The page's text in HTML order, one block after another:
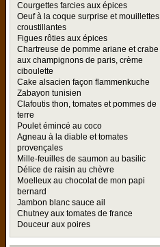
Courgettes farcies aux épices
Oeuf à la coque surprise et mouillettes
croustillantes
Figues rôties aux épices
Chartreuse de pomme ariane et crabe
aux champignons de paris, crème
ciboulette
Cake alsacien façon flammenkuche
Zabayon tunisien
Clafoutis thon, tomates et pommes de
terre
Poulet émincé au coco
Agneau à la diable et tomates
provençales
Mille-feuilles de saumon au basilic
Délice de raisin au chèvre
Moelleux au chocolat de mon papi
bernard
Jambon blanc sauce ail
Chutney aux tomates de france
Douceur aux poires